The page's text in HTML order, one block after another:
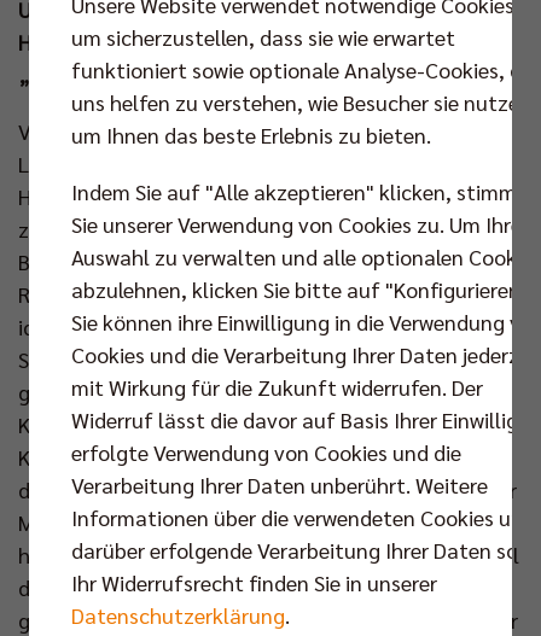
Unterstützung von 4.936 Zuschauern blieben die
Hauptstädter damit im 21. Heimspiel gegen die
„LüneHünen“ ungeschlagen.
Vor exakt zwei Wochen duellierten sich Berlin und
Lüneburg bereits an Ort und Stelle um den
Halbfinaleinzug im DVV-Pokal. Diesmal ging es
zwischen dem Ersten und dem Zweiten der
Bundesliga-Tabelle um wichtige Punkte im Playoff-
Rennen und beide Mannschaften begegneten sich in
identischen Startbesetzungen. Doch schon beim
Stand von 4:2 war Heimtrainer Joel Banks
gezwungen, Veränderungen vorzunehmen. Matthew
Knigge knickte um und wurde fortan von Florian
Krage vertreten, der an der Aufschlaglinie stand, als
der Deutsche Meister mit 7:3 vorlegte. Im Angriff war
Moritz Reichert sofort auf Betriebstemperatur und
hielt seine Mannschaft auf Kurs (11:9). Vor allem weil
die Berliner Block-Abwehr etwas mehr Zugriff hatte,
gehörte der Auftaktsatz den Gastgebern (20:16). Per
um sicherzustellen, dass sie wie erwartet
funktioniert sowie optionale Analyse-Cookies, die
uns helfen zu verstehen, wie Besucher sie nutzen,
um Ihnen das beste Erlebnis zu bieten.
Indem Sie auf "Alle akzeptieren" klicken, stimmen
Sie unserer Verwendung von Cookies zu. Um Ihre
Auswahl zu verwalten und alle optionalen Cookies
abzulehnen, klicken Sie bitte auf "Konfigurieren".
Sie können ihre Einwilligung in die Verwendung
Cookies und die Verarbeitung Ihrer Daten
mit Wirkung für die Zukunft widerrufen. Der
Widerruf lässt die davor auf Basis Ihrer
erfolgte Verwendung von Cookies und die
Verarbeitung Ihrer Daten unberührt. Weitere
Informationen über die verwendeten Cookies und
darüber erfolgende Verarbeitung Ihrer Daten
Ihr Widerrufsrecht finden Sie in unserer
Datenschutzerklärung.